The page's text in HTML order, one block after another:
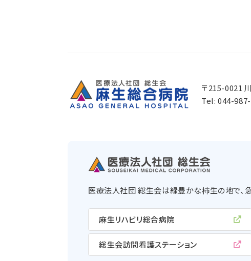
〒215-0021
Tel: 044-
医療法人社団 総生会は緑豊かな柿生の地で、
麻生リハビリ総合病院
総生会訪問看護ステーション